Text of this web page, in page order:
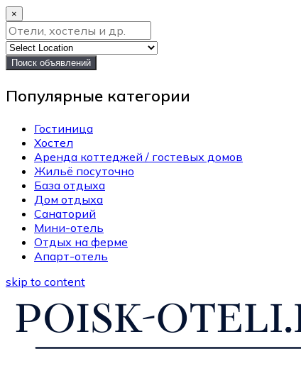
×
Поиск объявлений
Популярные категории
Гостиница
Хостел
Аренда коттеджей / гостевых домов
Жильё посуточно
База отдыха
Дом отдыха
Санаторий
Мини-отель
Отдых на ферме
Апарт-отель
skip to content